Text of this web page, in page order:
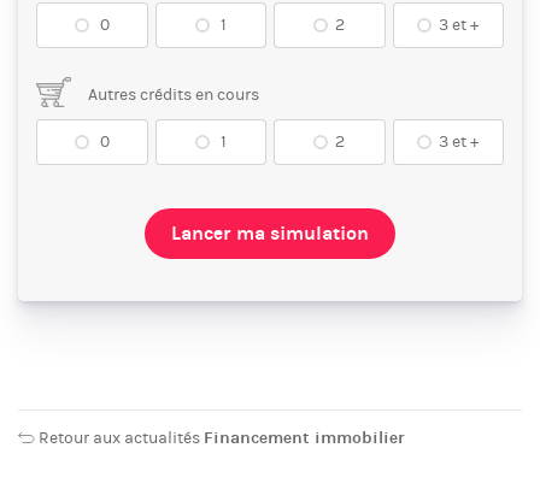
0 1 2 3 et +
Autres crédits en cours
0 1 2 3 et +
Lancer ma simulation
Retour aux actualités Financement immobilier